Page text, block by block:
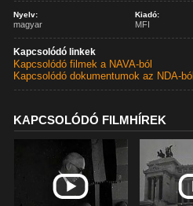
Nyelv:
magyar
Kiadó:
MFI
Kapcsolódó linkek
Kapcsolódó filmek a NAVA-ból
Kapcsolódó dokumentumok az NDA-ból
KAPCSOLÓDÓ FILMHÍREK